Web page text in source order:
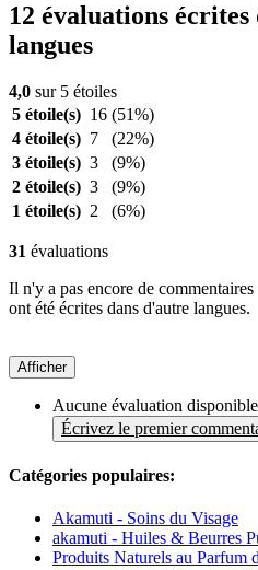
12 évaluations
langues
4,0 sur 5 étoiles
5 étoile(s) 16 (51%)
4 étoile(s) 7
(22%)
3 étoile(s) 3
(9%)
2 étoile(s) 3
(9%)
1 étoile(s) 2 (6%)
31 évaluations
Il n'y a pas encore de
ont été écrites dans d'autre langues.
Afficher
Aucune évaluation
Écrivez le premier
Catégories populaires:
Akamuti - Soins du Visage
akamuti - Huiles & Beurres
Produits Naturels au Parfum